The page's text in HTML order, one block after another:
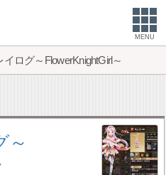
MENU
ログ～FlowerKnightGirl～
～